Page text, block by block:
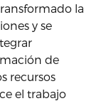
la
y se
de
recursos
el trabajo